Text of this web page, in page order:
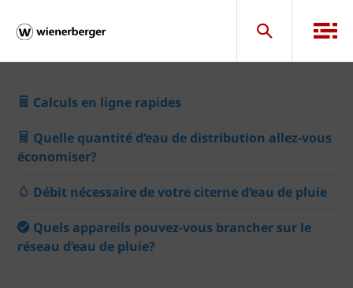
Calculs en ligne rapides
Quelle quantité d’eau de distribution allez-vous
économiser?
Débit nécessaire de votre citerne d’eau de pluie
Quels appareils pouvez-vous brancher sur le
réseau d’eau de pluie?